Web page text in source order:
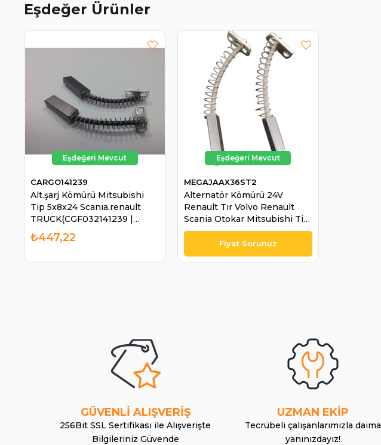
Eşdeğer Ürünler
Alt.şarj Kömürü Mitsubishi
Tip 5x8x24 Scanıa,renault
TRUCK(CGF032141239 |
CARGO 141239
CARGO141239
₺447,22
Alternatör Kömürü 24V
Renault Tır Volvo Renault
Scania Otokar Mitsubishi Tip
| MEGA JAAX36ST2
MEGAJAAX36ST2
GÜVENLİ ALIŞVERİŞ
256Bit SSL Sertifikası ile Alışverişte
Bilgileriniz Güvende
UZMAN EKİP
Tecrübeli çalışanlarımızla daima
yanınızdayız!